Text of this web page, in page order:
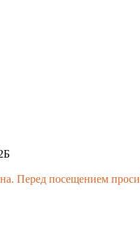
Перед посещением